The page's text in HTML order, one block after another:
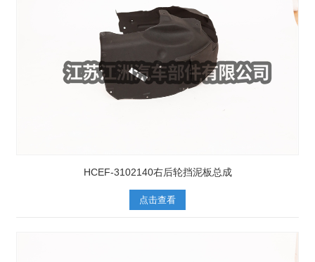
HCEF-3102140右后轮挡泥板总成
点击查看